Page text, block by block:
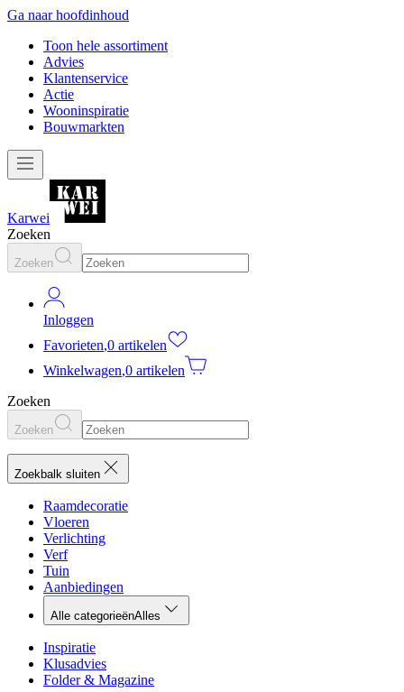
Ga naar hoofdinhoud
Toon hele assortiment
Advies
Klantenservice
Actie
Wooninspiratie
Bouwmarkten
Karwei
Zoeken
Zoeken
Inloggen
Favorieten,0 artikelen
Winkelwagen,0 artikelen
Zoeken
Zoeken
Zoekbalk sluiten
Raamdecoratie
Vloeren
Verlichting
Verf
Tuin
Aanbiedingen
Alle categorieënAlles
Inspiratie
Klusadvies
Folder & Magazine